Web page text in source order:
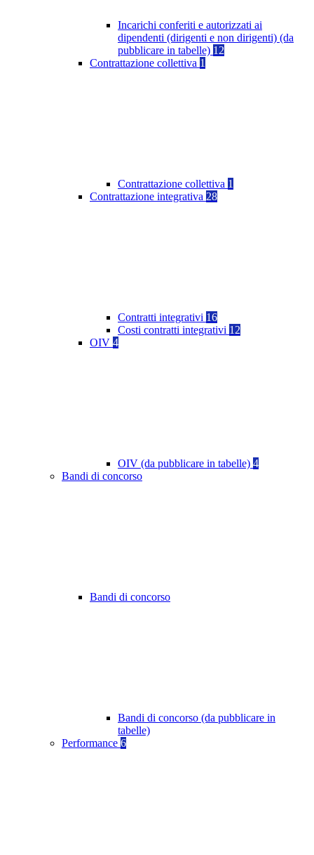
Incarichi conferiti e autorizzati ai
dipendenti (dirigenti e non dirigenti) (da
pubblicare in tabelle) 12
Contrattazione collettiva 1
Contrattazione collettiva 1
Contrattazione integrativa 28
Contratti integrativi 16
Costi contratti integrativi 12
OIV 4
OIV (da pubblicare in tabelle) 4
Bandi di concorso
Bandi di concorso
Bandi di concorso (da pubblicare in
tabelle)
Performance 6